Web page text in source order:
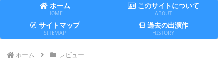
ホーム
HOME
このサイトについて
ABOUT
サイトマップ
SITEMAP
過去の出演作
HISTORY
ホーム レビュー